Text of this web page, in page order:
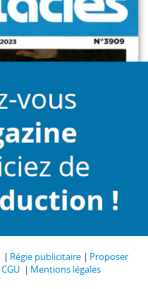
Régie publicitaire
Proposer
CGU
Mentions légales